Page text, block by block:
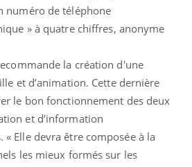
numéro de téléphone
» à quatre chiffres, anonyme
la création d'une
et d’animation. Cette dernière
le bon fonctionnement des deux
et d’information
« Elle devra être composée à la
les mieux formés sur les